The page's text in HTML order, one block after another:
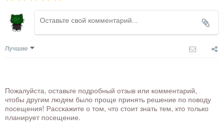
Лучшие
Пожалуйста, оставьте подробный отзыв или комментарий,
чтобы другим людям было проще принять решение по поводу
посещения! Расскажите о том, что стоит знать тем, кто только
планирует посещение.